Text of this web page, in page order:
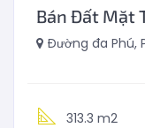
Bán Đất Mặt
Đường đa Phú,
313.3 m2